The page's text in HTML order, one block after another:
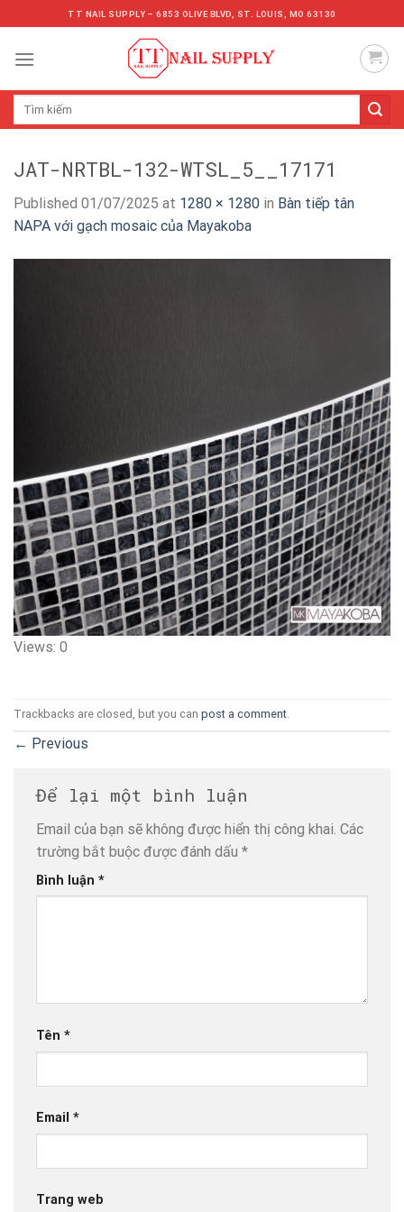
to
content
TT NAIL SUPPLY – 6853 OLIVE BLVD, ST. LOUIS, MO 63130
Tìm
JAT-NRTBL-132-WTSL_5__17171
Published 01/07/2025 at 1280 × 1280 in Bàn tiếp tân
NAPA với gạch mosaic của Mayakoba
Views: 0
Trackbacks are closed, but you can post a comment.
← Previous
Để lại một bình luận
Email của bạn sẽ không được hiển thị công khai. Các
trường bắt buộc được đánh dấu *
Bình luận *
Tên *
Email *
Trang web